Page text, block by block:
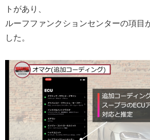
トがあり、
ルーフファンクションセンターの項目
した。